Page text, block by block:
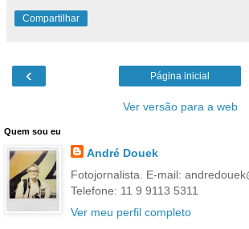
Compartilhar
‹ Página inicial
Ver versão para a web
Quem sou eu
André Douek
Fotojornalista. E-mail:
Telefone: 11 9 9113 5311
Ver meu perfil completo